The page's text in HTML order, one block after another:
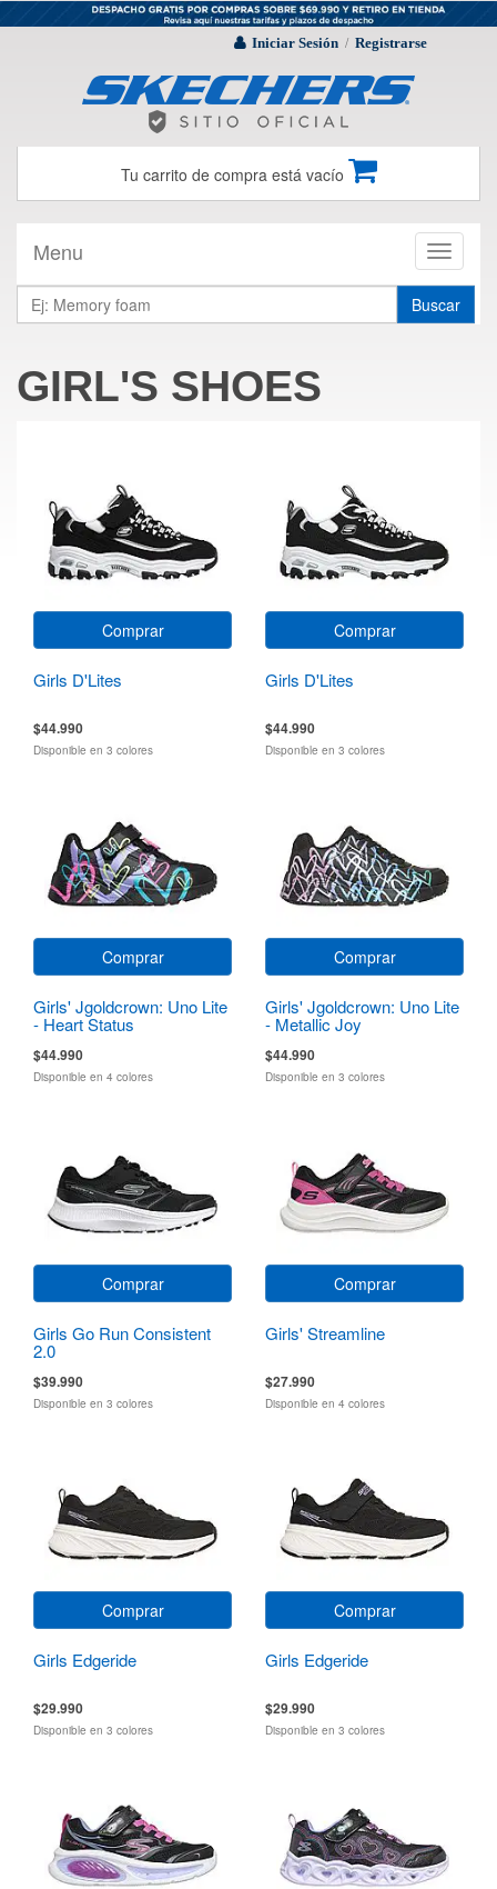
Iniciar Sesión / Registrarse
Tu carrito de compra está vacío
Toggle
Menu
Buscar
GIRL'S SHOES
Comprar
Girls D'Lites
$44.990
Disponible en 3 colores
Comprar
Girls D'Lites
$44.990
Disponible en 3 colores
Comprar
Girls' Jgoldcrown: Uno Lite
- Heart Status
$44.990
Disponible en 4 colores
Comprar
Girls' Jgoldcrown: Uno Lite
- Metallic Joy
$44.990
Disponible en 3 colores
Comprar
Girls Go Run Consistent
2.0
$39.990
Disponible en 3 colores
Comprar
Girls' Streamline
$27.990
Disponible en 4 colores
Comprar
Girls Edgeride
$29.990
Disponible en 3 colores
Comprar
Girls Edgeride
$29.990
Disponible en 3 colores